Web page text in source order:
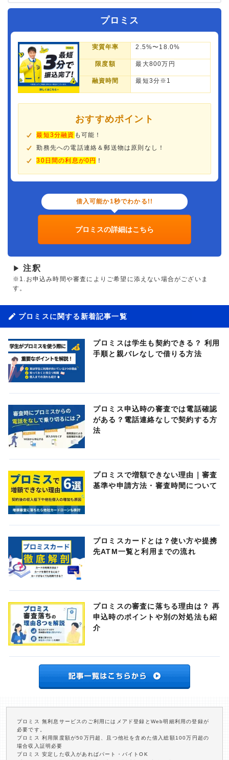
プロミス
実質年率 2.5%〜18.0%
限度額 最大800万円
融資時間 最短3分※1
おすすめポイント
最短3分融資 も可能！
勤務先への電話連絡＆郵送物は原則なし！
30日間の利息が0円 ！
借入可能か1秒でわかる!!
プロミスの詳細はこちら
▶ 注釈
※1.お申込み時間や審査によりご希望に添えない場合がございま
す。
プロミスに関する新着記事一覧
プロミスは学生も契約できる？ 利用
手順と親バレなしで借りる方法
プロミス申込時の審査では電話確認
がある？電話連絡なしで契約する方
法
プロミスで増額できない理由｜審査
基準や申請方法・審査時間について
プロミスカードとは？使い方や提携
先ATM一覧と利用までの流れ
プロミスの審査に落ちる理由は？ 再
申込時のポイントや別の対処法も紹
介
プロミス 無利息サービスのご利用にはメアド登録とWeb明細利用の登録が
必要です。
プロミス 利用限度額が50万円超、且つ他社を含めた借入総額100万円超の
場合収入証明必要
プロミス 安定した収入があればパート・バイトOK